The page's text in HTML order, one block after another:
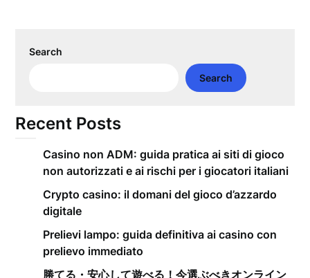
Search
Search
Recent Posts
Casino non ADM: guida pratica ai siti di gioco
non autorizzati e ai rischi per i giocatori italiani
Crypto casino: il domani del gioco d’azzardo
digitale
Prelievi lampo: guida definitiva ai casino con
prelievo immediato
勝てる・安心して遊べる！今選ぶべきオンライン